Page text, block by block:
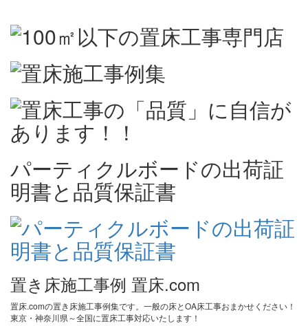
パーティクルボードの出荷証
明書と品質保証書
置き床施工事例 置床.com
置床.comの置き床施工事例集です。一般の床とOA床工事おまかせください！
東京・神奈川県～全国に置床工事対応いたします！